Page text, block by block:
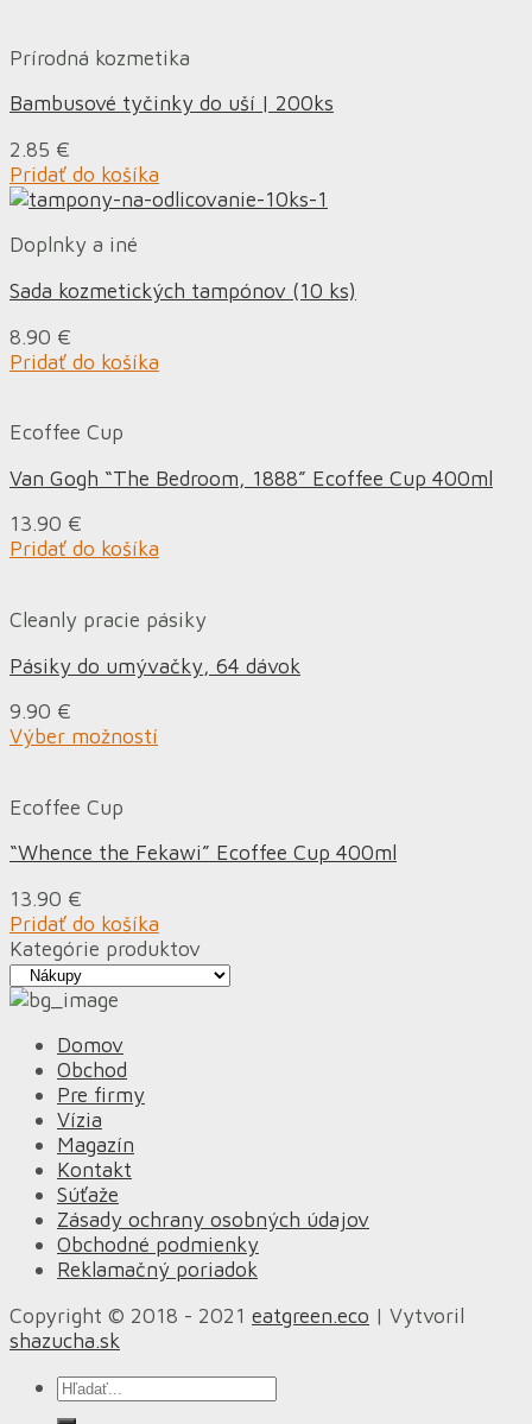
Prírodná kozmetika
Bambusové tyčinky do uší | 200ks
2.85 €
Pridať do košíka
Doplnky a iné
Sada kozmetických tampónov (10 ks)
8.90 €
Pridať do košíka
Ecoffee Cup
Van Gogh “The Bedroom, 1888” Ecoffee Cup 400ml
13.90 €
Pridať do košíka
Cleanly pracie pásiky
Pásiky do umývačky, 64 dávok
9.90 €
Výber možností
Ecoffee Cup
“Whence the Fekawi” Ecoffee Cup 400ml
13.90 €
Pridať do košíka
Kategórie produktov
Domov
Obchod
Pre firmy
Vízia
Magazín
Kontakt
Súťaže
Zásady ochrany osobných údajov
Obchodné podmienky
Reklamačný poriadok
Copyright © 2018 - 2021 eatgreen.eco | Vytvoril
shazucha.sk
Hľadať: